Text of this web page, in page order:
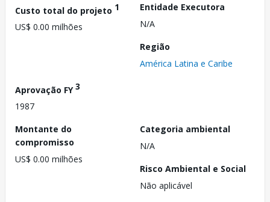
Custo total do projeto 1
US$ 0.00 milhões
Entidade Executora
N/A
Região
América Latina e Caribe
Aprovação FY3
1987
Montante do
compromisso
US$ 0.00 milhões
Categoria ambiental
N/A
Risco Ambiental e Social
Não aplicável